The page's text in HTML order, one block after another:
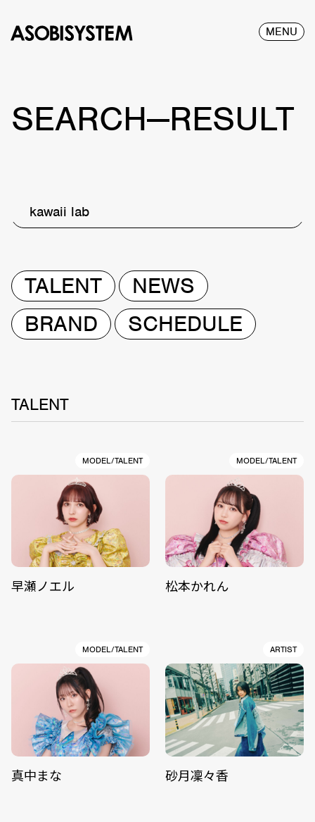
MENU
SEARCH—RESULT
kawaii lab
TALENT
NEWS
BRAND
SCHEDULE
TALENT
MODEL/TALENT
早瀬ノエル
MODEL/TALENT
松本かれん
MODEL/TALENT
真中まな
ARTIST
砂月凜々香